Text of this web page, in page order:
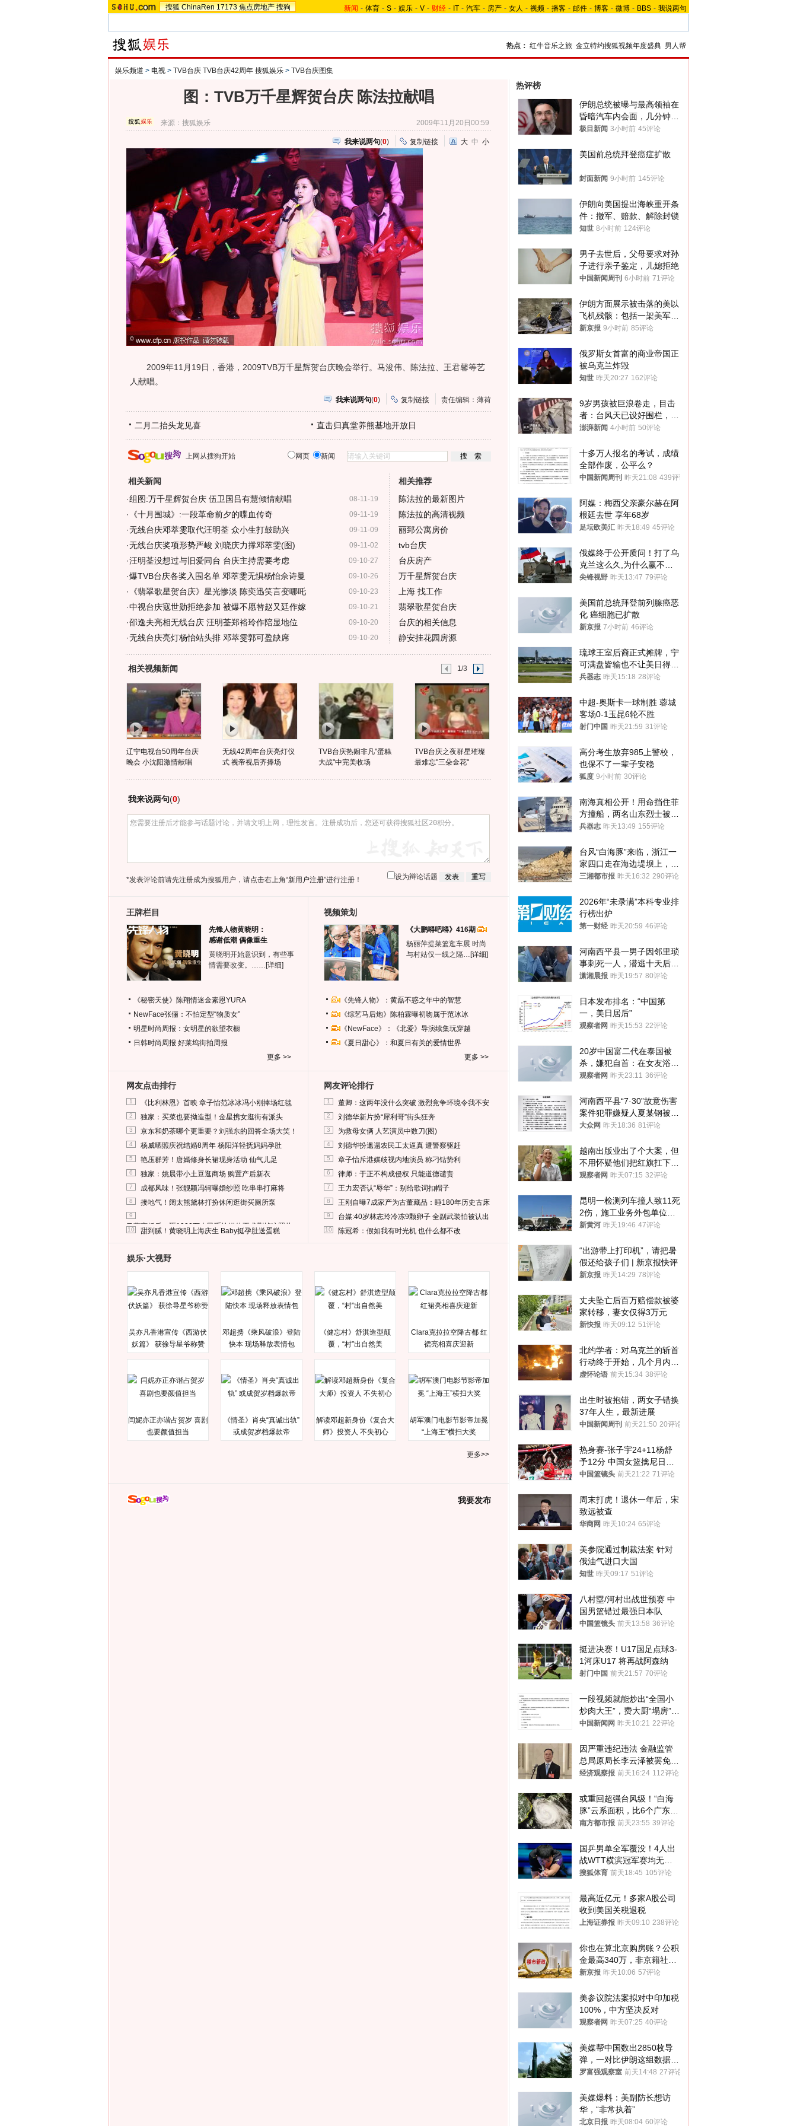
搜狐 ChinaRen 17173 焦点房地产 搜狗 新闻 - 体育 - S - 娱乐 - V - 财经 - IT - 汽车 - 房产 - 女人 - 视频 - 播客 - 邮件 - 博客 - 微博 - BBS - 我说两句
热点： 红牛音乐之旅 金立特约搜狐视频年度盛典 男人帮
娱乐频道 > 电视 > TVB台庆 TVB台庆42周年 搜狐娱乐 > TVB台庆图集
图：TVB万千星辉贺台庆 陈法拉献唱
来源：搜狐娱乐 2009年11月20日00:59
我来说两句(0) 复制链接 大 中 小
2009年11月19日，香港，2009TVB万千星辉贺台庆晚会举行。马浚伟、陈法拉、王君馨等艺
人献唱。
我来说两句(0) 复制链接 责任编辑：薄荷
二月二抬头龙见喜 直击归真堂养熊基地开放日
上网从搜狗开始 网页 新闻
相关新闻
08-11-19
·组图:万千星辉贺台庆 伍卫国吕有慧倾情献唱
09-11-19
· 《十月围城》:一段革命前夕的喋血传奇
09-11-09
·无线台庆邓萃雯取代汪明荃 众小生打鼓助兴
09-11-02
·无线台庆奖项形势严峻 刘晓庆力撑邓萃雯(图)
09-10-27
·汪明荃没想过与旧爱同台 台庆主持需要考虑
09-10-26
·爆TVB台庆各奖入围名单 邓萃雯无惧杨怡佘诗曼
09-10-23
· 《翡翠歌星贺台庆》星光惨淡 陈奕迅笑言变哪吒
09-10-21
·中视台庆寇世勋拒绝参加 被爆不愿替赵又廷作嫁
09-10-20
·邵逸夫亮相无线台庆 汪明荃郑裕玲作陪显地位
09-10-20
·无线台庆亮灯杨怡站头排 邓萃雯郭可盈缺席
相关推荐
陈法拉的最新图片
陈法拉的高清视频
丽郅公寓房价
tvb台庆
台庆房产
万千星辉贺台庆
上海 找工作
翡翠歌星贺台庆
台庆的相关信息
静安挂花园房源
相关视频新闻 1/3
辽宁电视台50周年台庆
晚会 小沈阳激情献唱
无线42周年台庆亮灯仪
式 视帝视后齐捧场
TVB台庆热闹非凡"蛋糕
大战"中完美收场
TVB台庆之夜群星璀璨
最难忘"三朵金花"
我来说两句(0)
*发表评论前请先注册成为搜狐用户，请点击右上角“新用户注册”进行注册！ 设为辩论话题
王牌栏目
先锋人物黄晓明：
感谢低潮 偶像重生
黄晓明开始意识到，有些事
情需要改变。…… [详细]
《秘密天使》陈翔情迷金素恩YURA
NewFace张俪：不怕定型“物质女”
明星时尚周报：女明星的欲望衣橱
日韩时尚周报 好莱坞街拍周报
更多 >>
视频策划
《大鹏嘚吧嘚》416期
杨丽萍提菜篮逛车展 时尚
与村姑仅一线之隔… [详细]
《先锋人物》：黄磊不惑之年中的智慧
《综艺马后炮》陈柏霖曝初吻属于范冰冰
《NewFace》：《北爱》导演续集玩穿越
《夏日甜心》：和夏日有关的爱情世界
更多 >>
网友点击排行
1 《比利林恩》首映 章子怡范冰冰冯小刚捧场红毯
2 独家：买菜也要拗造型！金星携女逛街有派头
3 京东和奶茶哪个更重要？刘强东的回答全场大笑！
4 杨威晒照庆祝结婚8周年 杨阳洋轻抚妈妈孕肚
5 艳压群芳！唐嫣修身长裙现身活动 仙气儿足
6 独家：姚晨带小土豆逛商场 购置产后新衣
7 成都风味！张靓颖冯轲曝婚纱照 吃串串打麻将
8 接地气！阔太熊黛林打扮休闲逛街买厕所泵
9
马蓉离婚后，砸1000万人民币给媒体要求删掉这照片
10 甜到腻！黄晓明上海庆生 Baby挺孕肚送蛋糕
网友评论排行
1 董卿：这两年没什么突破 激烈竞争环境令我不安
2 刘德华新片扮“犀利哥”街头狂奔
3 为救母女俩 人艺演员中数刀(图)
4 刘德华扮邋遢农民工太逼真 遭警察驱赶
5 章子怡斥港媒歧视内地演员 称刁钻势利
6 律师：于正不构成侵权 只能道德谴责
7 王力宏否认“辱华”：别给歌词扣帽子
8 王刚自曝7成家产为古董藏品：睡180年历史古床
9 台媒:40岁林志玲冷冻9颗卵子 全副武装怕被认出
10 陈冠希：假如我有时光机 也什么都不改
娱乐·大视野
吴亦凡香港宣传《西游伏
妖篇》 获徐导星爷称赞
邓超携《乘风破浪》登陆
快本 现场释放表情包
《健忘村》舒淇造型颠
覆，“村”出自然美
Clara克拉拉空降古都 红
裙亮相喜庆迎新
闫妮亦正亦谐占贺岁 喜剧
也要颜值担当
《情圣》肖央“真诚出轨”
或成贺岁档爆款帝
解读邓超新身份《复合大
师》投资人 不失初心
胡军澳门电影节影帝加冕
“上海王”横扫大奖
更多>>
我要发布
热评榜
伊朗总统被曝与最高领袖在
昏暗汽车内会面，几分钟里
只能靠声音交谈难辨真假
极目新闻 3小时前 45评论
美国前总统拜登癌症扩散
封面新闻 9小时前 145评论
伊朗向美国提出海峡重开条
件：撤军、赔款、解除封锁
知世 8小时前 124评论
男子去世后，父母要求对孙
子进行亲子鉴定，儿媳拒绝
中国新闻周刊 6小时前 71评论
伊朗方面展示被击落的美以
飞机残骸：包括一架美军F-
15战斗机残骸以及多架无人
新京报 9小时前 85评论
俄罗斯女首富的商业帝国正
被乌克兰炸毁
知世 昨天20:27 162评论
9岁男孩被巨浪卷走，目击
者：台风天已设好围栏，一
家四口翻入时保安曾喊话劝
澎湃新闻 4小时前 50评论
十多万人报名的考试，成绩
全部作废，公平么？
中国新闻周刊 昨天21:08 439评论
阿媒：梅西父亲豪尔赫在阿
根廷去世 享年68岁
足坛欧美汇 昨天18:49 45评论
俄媒终于公开质问！打了乌
克兰这么久,为什么赢不了?
答案令人沉默
尖锋视野 昨天13:47 79评论
美国前总统拜登前列腺癌恶
化 癌细胞已扩散
新京报 7小时前 46评论
琉球王室后裔正式摊牌，宁
可满盘皆输也不让美日得
逞，中国成关键
兵器志 昨天15:18 28评论
中超-奥斯卡一球制胜 蓉城
客场0-1玉昆6轮不胜
射门中国 昨天21:59 31评论
高分考生放弃985上警校，
也保不了一辈子安稳
狐度 9小时前 30评论
南海真相公开！用命挡住菲
方撞船，两名山东烈士被授
武警最高荣誉
兵器志 昨天13:49 155评论
台风“白海豚”来临，浙江一
家四口走在海边堤坝上，其
中9岁男孩被巨浪卷入海
三湘都市报 昨天16:32 290评论
2026年“未录满”本科专业排
行榜出炉
第一财经 昨天20:59 46评论
河南西平县一男子因邻里琐
事刺死一人，潜逃十天后在
十多公里外一片玉米地里落
潇湘晨报 昨天19:57 80评论
日本发布排名：“中国第
一，美日居后”
观察者网 昨天15:53 22评论
20岁中国富二代在泰国被
杀，嫌犯自首：在女友浴室
看到他
观察者网 昨天23:11 36评论
河南西平县“7·30”故意伤害
案件犯罪嫌疑人夏某钢被抓
获
大众网 昨天18:36 81评论
越南出版业出了个大案，但
不用怀疑他们把红旗扛下去
的决心
观察者网 昨天07:15 32评论
昆明一检测列车撞人致11死
2伤，施工业务外包单位被
罚1.5万元，国铁昆明局被
新黄河 昨天19:46 47评论
“出游带上打印机”，请把暑
假还给孩子们 | 新京报快评
新京报 昨天14:29 78评论
丈夫坠亡后百万赔偿款被婆
家转移，妻女仅得3万元
新快报 昨天09:12 51评论
北约学者：对乌克兰的斩首
行动终于开始，几个月内乌
将投降
虚怀论语 前天15:34 38评论
出生时被抱错，两女子错换
37年人生，最新进展
中国新闻周刊 前天21:50 20评论
热身赛-张子宇24+11杨舒
予12分 中国女篮擒尼日利
亚
中国篮镜头 前天21:22 71评论
周末打虎！退休一年后，宋
致远被查
华商网 昨天10:24 65评论
美参院通过制裁法案 针对
俄油气进口大国
知世 昨天09:17 51评论
八村塁/河村出战世预赛 中
国男篮错过最强日本队
中国篮镜头 前天13:58 36评论
挺进决赛！U17国足点球3-
1河床U17 将再战阿森纳
射门中国 前天21:57 70评论
一段视频就能炒出“全国小
炒肉大王”，费大厨“塌房”了
吗？
中国新闻网 昨天10:21 22评论
因严重违纪违法 金融监管
总局原局长李云泽被罢免全
国人大代表
经济观察报 前天16:24 112评论
或重回超强台风级！“白海
豚”云系面积，比6个广东还
大！深圳官方：注意这件事
南方都市报 前天23:55 39评论
国乒男单全军覆没！4人出
战WTT横滨冠军赛均无缘
八强
搜狐体育 前天18:45 105评论
最高近亿元！多家A股公司
收到美国关税退税
上海证券报 昨天09:10 238评论
你也在算北京购房账？公积
金最高340万，非京籍社保
1年
新京报 昨天10:06 57评论
美参议院法案拟对中印加税
100%，中方坚决反对
观察者网 昨天07:25 40评论
美媒帮中国数出2850枚导
弹，一对比伊朗这组数据，
发现出大事了
罗富强观察室 前天14:48 27评论
美媒爆料：美副防长想访
华，“非常执着”
北京日报 昨天08:04 60评论